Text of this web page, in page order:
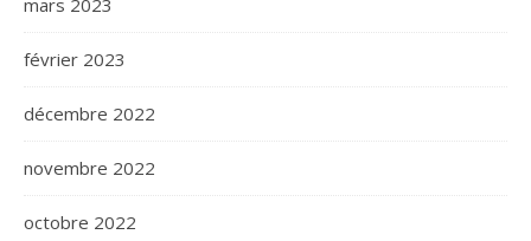
février 2023
décembre 2022
novembre 2022
octobre 2022